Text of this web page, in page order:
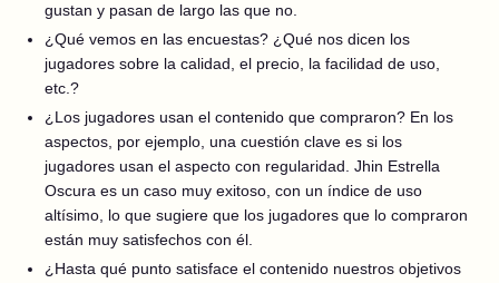
gustan y pasan de largo las que no.
¿Qué vemos en las encuestas? ¿Qué nos dicen los
jugadores sobre la calidad, el precio, la facilidad de uso,
etc.?
¿Los jugadores usan el contenido que compraron? En los
aspectos, por ejemplo, una cuestión clave es si los
jugadores usan el aspecto con regularidad. Jhin Estrella
Oscura es un caso muy exitoso, con un índice de uso
altísimo, lo que sugiere que los jugadores que lo compraron
están muy satisfechos con él.
¿Hasta qué punto satisface el contenido nuestros objetivos